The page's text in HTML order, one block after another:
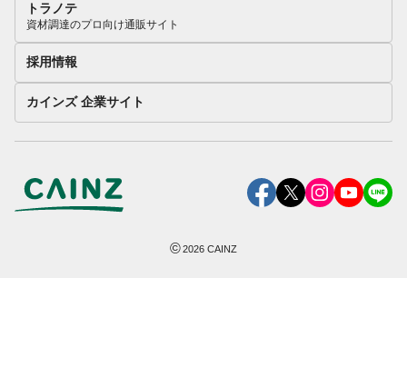
トラノテ
資材調達のプロ向け通販サイト
採用情報
カインズ 企業サイト
©2026 CAINZ